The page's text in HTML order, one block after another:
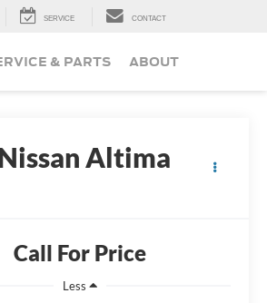
SERVICE CONTACT
& PARTS ABOUT
Altima
Call For Price
Less